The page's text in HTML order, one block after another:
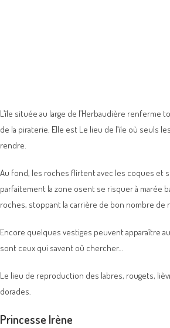
L’île située au large de l’Herbaudière
de la piraterie. Elle est Le lieu de l’île où seuls
rendre.
Au fond, les roches flirtent avec les coques et
parfaitement la zone osent se risquer à marée
roches, stoppant la carrière de bon nombre de
Encore quelques vestiges peuvent apparaître
sont ceux qui savent où chercher…
Le lieu de reproduction des labres, rougets,
dorades.
Princesse Irène